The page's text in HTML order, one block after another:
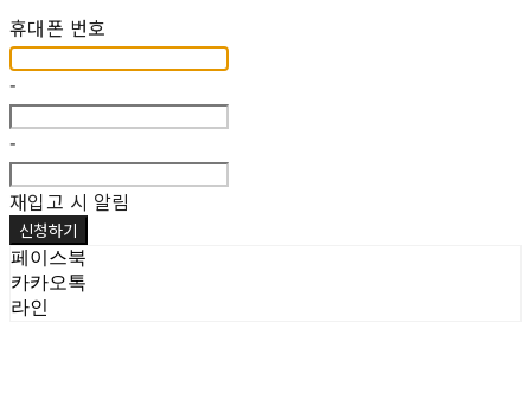
휴대폰 번호
-
-
재입고 시 알림
신청하기
페이스북
카카오톡
라인